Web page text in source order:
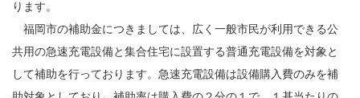
ります。
福岡市の補助金につきましては、広く一般市民が利用できる公
共用の急速充電設備と集合住宅に設置する普通充電設備を対象と
して補助を行っております。急速充電設備は設備購入費のみを補